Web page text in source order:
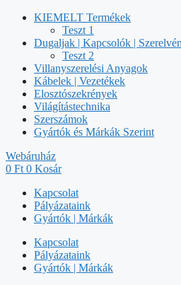
KIEMELT Termékek
Teszt 1
Dugaljak | Kapcsolók |
Teszt 2
Villanyszerelési Anyagok
Kábelek | Vezetékek
Elosztószekrények
Világítástechnika
Szerszámok
Gyártók és Márkák Szerint
Webáruház
0 Ft 0 Kosár
Kapcsolat
Pályázataink
Gyártók | Márkák
Kapcsolat
Pályázataink
Gyártók | Márkák